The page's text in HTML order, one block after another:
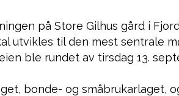
på Store Gilhus gård i
utvikles til den mest sentrale
ble rundet av tirsdag 13.
bonde- og